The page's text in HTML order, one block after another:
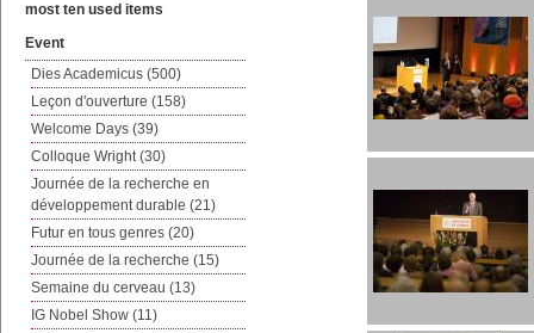
most ten used items
Event
Dies Academicus (500)
Leçon d'ouverture (158)
Welcome Days (39)
Colloque Wright (30)
Journée de la recherche en
développement durable (21)
Futur en tous genres (20)
Journée de la recherche (15)
Semaine du cerveau (13)
IG Nobel Show (11)